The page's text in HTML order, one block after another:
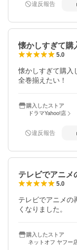
違反報告
懐かしすぎて
5.0
懐かしすぎて購入
全巻揃えたい！
購入したストア
ドラマYahoo!店
違反報告
テレビでアニ
5.0
テレビでアニメの
くなりました。
購入したストア
ネットオフ ヤフー